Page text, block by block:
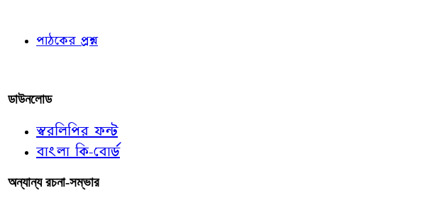
পাঠকের প্রশ্ন
ডাউনলোড
স্বরলিপির ফন্ট
বাংলা কি-বোর্ড
অন্যান্য রচনা-সম্ভার